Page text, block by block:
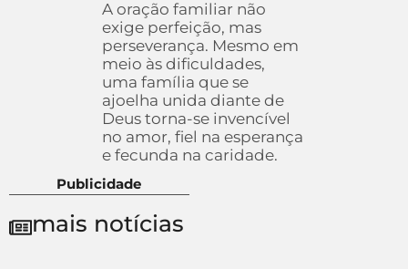
A oração familiar não
exige perfeição, mas
perseverança. Mesmo em
meio às dificuldades,
uma família que se
ajoelha unida diante de
Deus torna-se invencível
no amor, fiel na esperança
e fecunda na caridade.
Publicidade
mais notícias